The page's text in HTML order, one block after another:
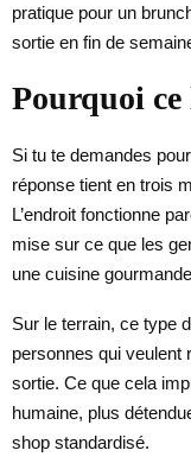
pratique pour un
sortie en fin de
Pourquoi
Si tu te demandes
réponse tient en trois
L’endroit fonctionne
mise sur ce que les
une cuisine
Sur le terrain, ce type
personnes qui veulent
sortie. Ce que cela
humaine, plus
shop standardisé.